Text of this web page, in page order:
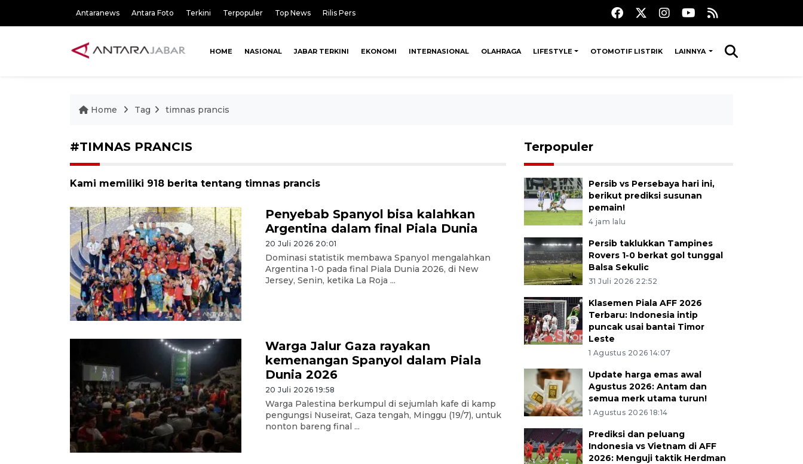
Antaranews Antara Foto Terkini Terpopuler Top News Rilis Pers
HOME NASIONAL JABAR TERKINI EKONOMI INTERNASIONAL OLAHRAGA LIFESTYLE OTOMOTIF LISTRIK LAINNYA
Home Tag timnas prancis
#TIMNAS PRANCIS
Kami memiliki 918 berita tentang timnas prancis
Penyebab Spanyol bisa kalahkan
Argentina dalam final Piala Dunia
20 Juli 2026 20:01
Dominasi statistik membawa Spanyol mengalahkan
Argentina 1-0 pada final Piala Dunia 2026, di New
Jersey, Senin, ketika La Roja ...
Warga Jalur Gaza rayakan
kemenangan Spanyol dalam Piala
Dunia 2026
20 Juli 2026 19:58
Warga Palestina berkumpul di sejumlah kafe di kamp
pengungsi Nuseirat, Gaza tengah, Minggu (19/7), untuk
nonton bareng final ...
Terpopuler
Persib vs Persebaya hari ini,
berikut prediksi susunan
pemain!
4 jam lalu
Persib taklukkan Tampines
Rovers 1-0 berkat gol tunggal
Balsa Sekulic
31 Juli 2026 22:52
Klasemen Piala AFF 2026
Terbaru: Indonesia intip
puncak usai bantai Timor
Leste
1 Agustus 2026 14:07
Update harga emas awal
Agustus 2026: Antam dan
semua merk utama turun!
1 Agustus 2026 18:14
Prediksi dan peluang
Indonesia vs Vietnam di AFF
2026: Menguji taktik Herdman